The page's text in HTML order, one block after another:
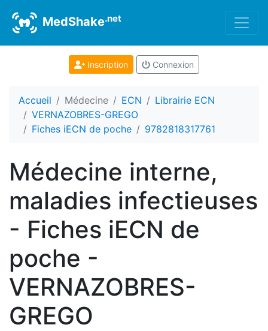
MedShake.net
Inscription Connexion
Accueil Médecine ECN
Librairie ECN
VERNAZOBRES-GREGO
Fiches iECN de poche
9782818317761
Médecine interne,
maladies infectieuses
- Fiches iECN de
poche -
VERNAZOBRES-
GREGO